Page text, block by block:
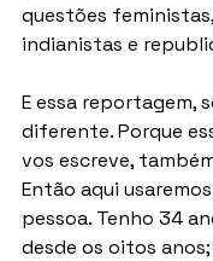
questões
indianistas e
E essa reportagem,
diferente. Porque
vos escreve,
Então aqui
pessoa. Tenho 34
desde os oitos